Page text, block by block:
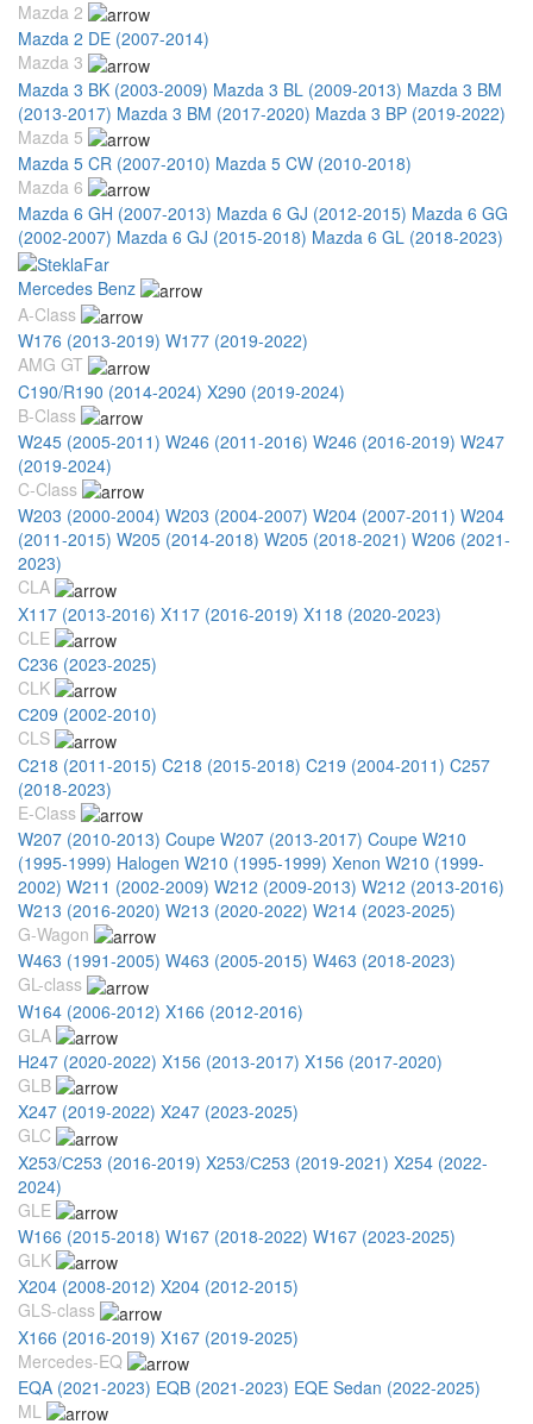
Mazda 2
Mazda 2 DE (2007-2014)
Mazda 3
Mazda 3 BK (2003-2009) Mazda 3 BL (2009-2013) Mazda 3 BM
(2013-2017) Mazda 3 BM (2017-2020) Mazda 3 BP (2019-2022)
Mazda 5
Mazda 5 CR (2007-2010) Mazda 5 CW (2010-2018)
Mazda 6
Mazda 6 GH (2007-2013) Mazda 6 GJ (2012-2015) Mazda 6 GG
(2002-2007) Mazda 6 GJ (2015-2018) Mazda 6 GL (2018-2023)
Mercedes Benz
A-Class
W176 (2013-2019) W177 (2019-2022)
AMG GT
C190/R190 (2014-2024) X290 (2019-2024)
B-Class
W245 (2005-2011) W246 (2011-2016) W246 (2016-2019) W247
(2019-2024)
C-Class
W203 (2000-2004) W203 (2004-2007) W204 (2007-2011) W204
(2011-2015) W205 (2014-2018) W205 (2018-2021) W206 (2021-
2023)
CLA
X117 (2013-2016) X117 (2016-2019) X118 (2020-2023)
CLE
C236 (2023-2025)
CLK
С209 (2002-2010)
CLS
C218 (2011-2015) C218 (2015-2018) C219 (2004-2011) C257
(2018-2023)
E-Class
W207 (2010-2013) Coupe W207 (2013-2017) Coupe W210
(1995-1999) Halogen W210 (1995-1999) Xenon W210 (1999-
2002) W211 (2002-2009) W212 (2009-2013) W212 (2013-2016)
W213 (2016-2020) W213 (2020-2022) W214 (2023-2025)
G-Wagon
W463 (1991-2005) W463 (2005-2015) W463 (2018-2023)
GL-class
W164 (2006-2012) X166 (2012-2016)
GLA
H247 (2020-2022) X156 (2013-2017) X156 (2017-2020)
GLB
X247 (2019-2022) X247 (2023-2025)
GLC
X253/С253 (2016-2019) X253/С253 (2019-2021) X254 (2022-
2024)
GLE
W166 (2015-2018) W167 (2018-2022) W167 (2023-2025)
GLK
X204 (2008-2012) X204 (2012-2015)
GLS-class
X166 (2016-2019) X167 (2019-2025)
Mercedes-EQ
EQA (2021-2023) EQB (2021-2023) EQE Sedan (2022-2025)
ML